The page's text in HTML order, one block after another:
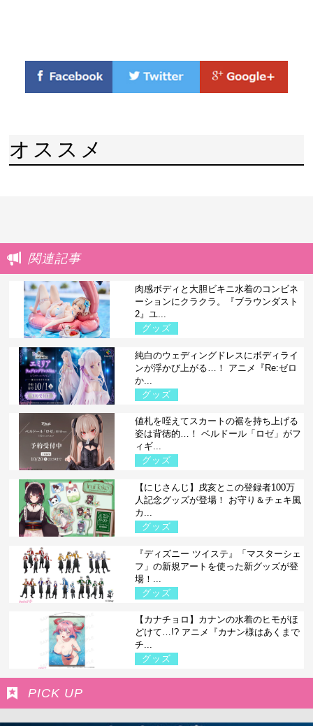
オススメ
関連記事
肉感ボディと大胆ビキニ水着のコンビネ
ーションにクラクラ。『ブラウンダスト
2』ユ...
グッズ
純白のウェディングドレスにボディライ
ンが浮かび上がる…！ アニメ『Re:ゼロ
か...
グッズ
値札を咥えてスカートの裾を持ち上げる
姿は背徳的…！ ベルドール「ロゼ」がフ
ィギ...
グッズ
【にじさんじ】戌亥とこの登録者100万
人記念グッズが登場！ お守り＆チェキ風
カ...
グッズ
『ディズニー ツイステ』「マスターシェ
フ」の新規アートを使った新グッズが登
場！...
グッズ
【カナチョロ】カナンの水着のヒモがほ
どけて…!? アニメ『カナン様はあくまで
チ...
グッズ
PICK UP